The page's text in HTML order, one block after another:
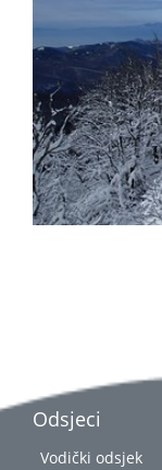
Odsjeci
Vodički odsjek